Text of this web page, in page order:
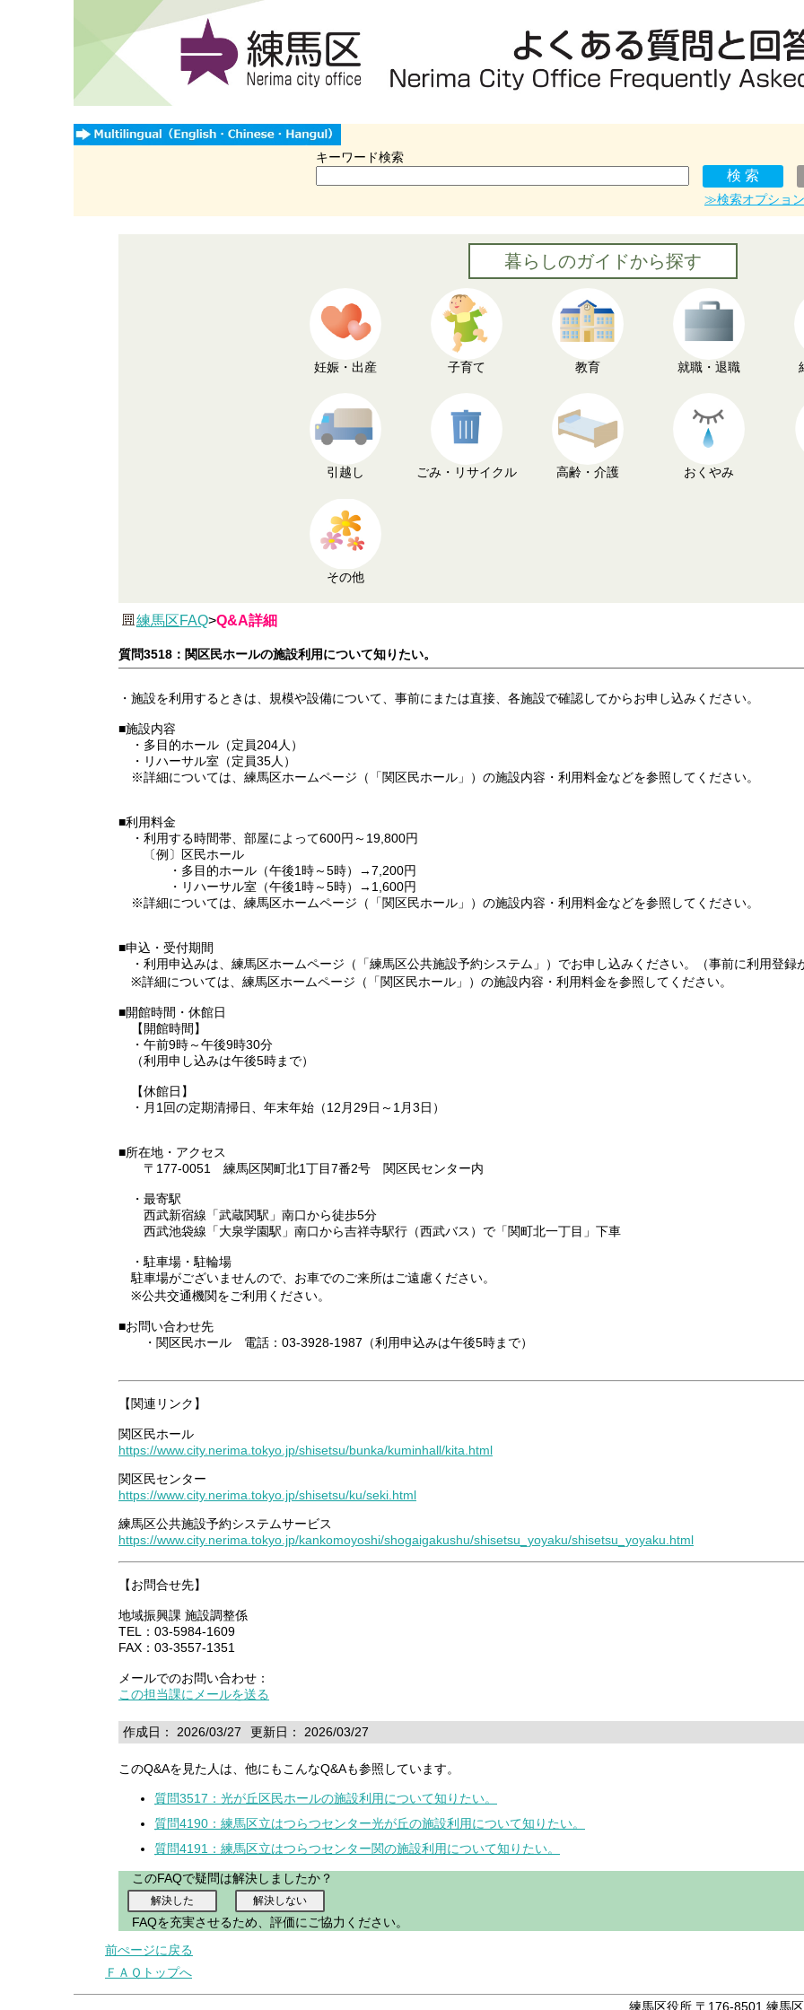
キーワード検索
≫検索オプション
暮らしのガイドから探す
妊娠・出産 子育て 教育 就職・退職
引越し ごみ・リサイクル 高齢・介護 おくやみ
その他
練馬区FAQ>Q&A詳細
質問3518：関区民ホールの施設利用について知りたい。
・施設を利用するときは、規模や設備について、事前にまたは直接、各施設で確認してからお申し込みください。
■施設内容
・多目的ホール（定員204人）
・リハーサル室（定員35人）
※詳細については、練馬区ホームページ（「関区民ホール」）の施設内容・利用料金などを参照してください。
■利用料金
・利用する時間帯、部屋によって600円～19,800円
〔例〕区民ホール
・多目的ホール（午後1時～5時）→7,200円
・リハーサル室（午後1時～5時）→1,600円
※詳細については、練馬区ホームページ（「関区民ホール」）の施設内容・利用料金などを参照してください。
■申込・受付期間
・利用申込みは、練馬区ホームページ（「練馬区公共施設予約システム」）でお申し込みください。（事前に利用登録
※詳細については、練馬区ホームページ（「関区民ホール」）の施設内容・利用料金を参照してください。
■開館時間・休館日
【開館時間】
・午前9時～午後9時30分
（利用申し込みは午後5時まで）
【休館日】
・月1回の定期清掃日、年末年始（12月29日～1月3日）
■所在地・アクセス
〒177-0051 練馬区関町北1丁目7番2号 関区民センター内
・最寄駅
西武新宿線「武蔵関駅」南口から徒歩5分
西武池袋線「大泉学園駅」南口から吉祥寺駅行（西武バス）で「関町北一丁目」下車
・駐車場・駐輪場
駐車場がございませんので、お車でのご来所はご遠慮ください。
※公共交通機関をご利用ください。
■お問い合わせ先
・関区民ホール 電話：03-3928-1987（利用申込みは午後5時まで）
【関連リンク】
関区民ホール
https://www.city.nerima.tokyo.jp/shisetsu/bunka/kuminhall/kita.html
関区民センター
https://www.city.nerima.tokyo.jp/shisetsu/ku/seki.html
練馬区公共施設予約システムサービス
https://www.city.nerima.tokyo.jp/kankomoyoshi/shogaigakushu/shisetsu_yoyaku/shisetsu_yoyaku.html
【お問合せ先】
地域振興課 施設調整係
TEL：03-5984-1609
FAX：03-3557-1351
メールでのお問い合わせ：
この担当課にメールを送る
作成日： 2026/03/27 更新日： 2026/03/27
このQ&Aを見た人は、他にもこんなQ&Aも参照しています。
質問3517：光が丘区民ホールの施設利用について知りたい。
質問4190：練馬区立はつらつセンター光が丘の施設利用について知りたい。
質問4191：練馬区立はつらつセンター関の施設利用について知りたい。
このFAQで疑問は解決しましたか？
FAQを充実させるため、評価にご協力ください。
前ぺージに戻る
ＦＡＱトップへ
練馬区役所 〒176-8501 練馬